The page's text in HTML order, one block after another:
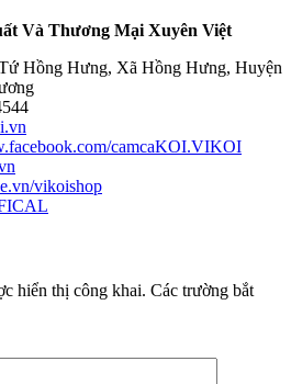
Và Thương Mại Xuyên Việt
Hồng Hưng, Xã Hồng Hưng, Huyện
camcaKOI.VIKOI
vikoishop
hiển thị công khai. Các trường bắt